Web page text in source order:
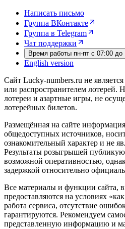
Написать письмо
Группа ВКонтакте
Группа в Telegram
Чат поддержки
Время работы пн-пт с 07:00
English version
Сайт Lucky-numbers.ru не
или распространителем лотерей.
лотереи и азартные игры, не
лотерейных билетов.
Размещённая на сайте
общедоступных источников,
ознакомительный характер и не
Результаты розыгрышей
возможной оперативностью,
задержкой относительно
Все материалы и функции сайта,
предоставляются на условиях
работа сервиса, отсутствие
гарантируются. Рекомендуем
представленную информацию и